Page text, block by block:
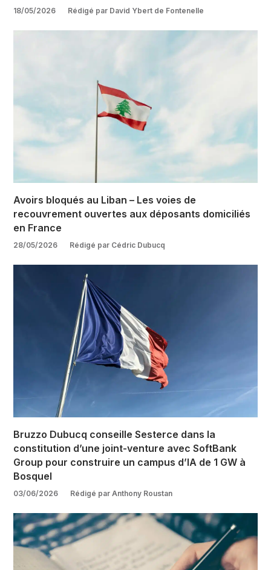
Bruzzo Dubucq conseille Sesterce dans la
constitution d’une joint-venture avec SoftBank
Group pour construire un campus d’IA de 1 GW à
Bosquel
03/06/2026 Rédigé par Anthony Roustan
Avoirs bloqués au Liban – Les voies de
recouvrement ouvertes aux déposants domiciliés
en France
28/05/2026 Rédigé par Cédric Dubucq
18/05/2026 Rédigé par David Ybert de Fontenelle